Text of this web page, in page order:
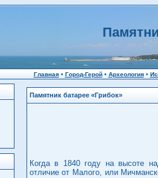
Главная• Город-Герой• Археология•
Памятник батарее «Грибок»
Когда в 1840 году на высоте
отличие от Малого, или